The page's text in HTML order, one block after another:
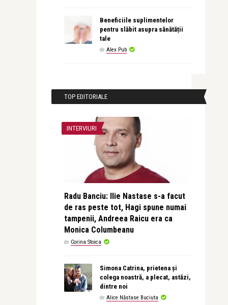
Beneficiile suplimentelor
pentru slăbit asupra sănătății
tale
de Alex Pub
TOP EDITORIALE
INTERVIURI
Radu Banciu: Ilie Nastase s-a facut
de ras peste tot, Hagi spune numai
tampenii, Andreea Raicu era ca
Monica Columbeanu
de Corina Stoica
Simona Catrina, prietena și
colega noastră, a plecat, astăzi,
dintre noi
de Alice Năstase Buciuta